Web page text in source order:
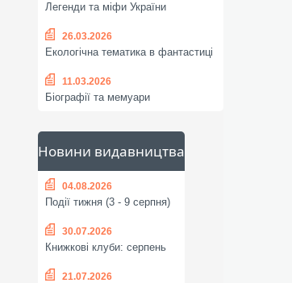
Легенди та міфи України
26.03.2026
Екологічна тематика в фантастиці
11.03.2026
Біографії та мемуари
Новини видавництва
04.08.2026
Події тижня (3 - 9 серпня)
30.07.2026
Книжкові клуби: серпень
21.07.2026